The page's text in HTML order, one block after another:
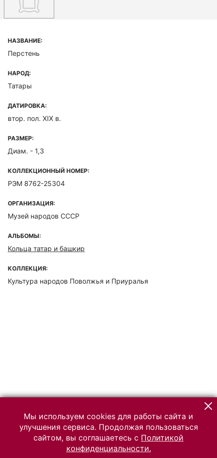
НАЗВАНИЕ:
Перстень
НАРОД:
Татары
ДАТИРОВКА:
втор. пол. XIX в.
РАЗМЕР:
Диам. - 1,3
КОЛЛЕКЦИОННЫЙ НОМЕР:
РЭМ 8762-25304
ОРГАНИЗАЦИЯ:
Музей народов СССР
АЛЬБОМЫ:
Кольца татар и башкир
КОЛЛЕКЦИЯ:
Культура народов Поволжья и Приуралья
Мы используем cookies для работы сайта и
улучшения сервиса. Продолжая пользоваться
сайтом, вы соглашаетесь с Политикой
конфиденциальности.